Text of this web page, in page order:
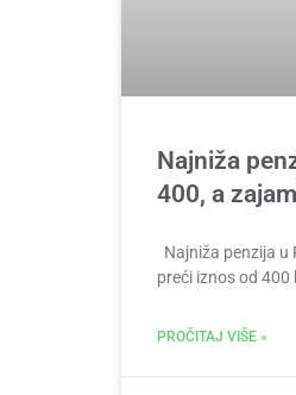
Najniža
400, a
Najniža penzija u
preći iznos od
PROČITAJ VIŠE »